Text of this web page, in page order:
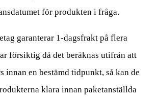
för produkten i fråga.
garanterar 1-dagsfrakt på flera
försiktig då det beräknas utifrån att
innan en bestämd tidpunkt, så kan de
klara innan paketanställda